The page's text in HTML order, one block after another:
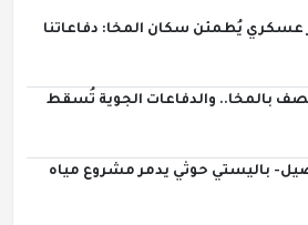
عسكري يُطمئن سكان المخا: دفاعاتنا
بالمخا.. والدفاعات الجوية تُسقط
باليستي حوثي يدمر مشروع مياه